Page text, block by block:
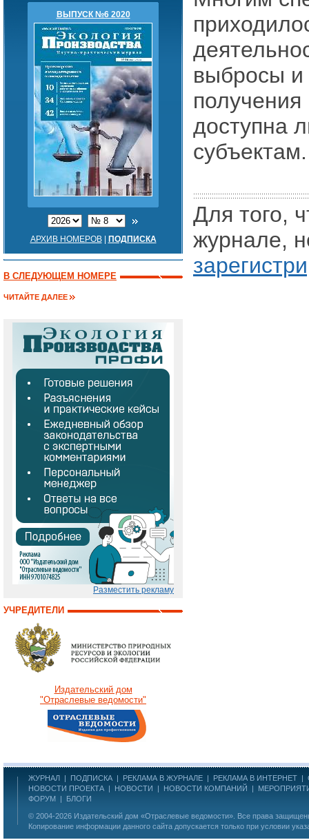
ВЫПУСК №6 2020
АРХИВ НОМЕРОВ| ПОДПИСКА
В СЛЕДУЮЩЕМ НОМЕРЕ
ЧИТАЙТЕ ДАЛЕЕ
Разместить рекламу
УЧРЕДИТЕЛИ
Издательский дом
"Отраслевые ведомости"
выбросы и
доступна
субъектам.
Для того,
журнале,
ЖУРНАЛ | ПОДПИСКА | РЕКЛАМА В ЖУРНАЛЕ | РЕКЛАМА В ИНТЕРНЕТ |
НОВОСТИ ПРОЕКТА | НОВОСТИ | НОВОСТИ КОМПАНИЙ |
ФОРУМ | БЛОГИ
© 2004-2026 Издательский дом «Отраслевые ведомости» . Все права
Копирование информации данного сайта допускается только при условии